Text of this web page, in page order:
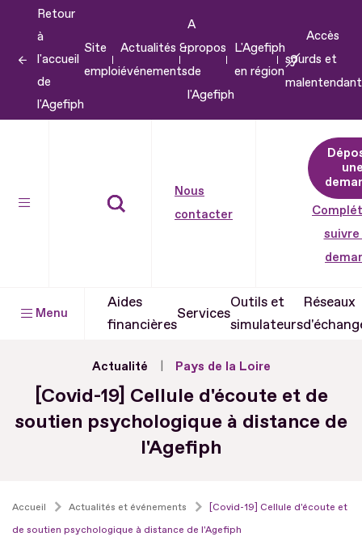
contenu
Retour
à
l'accueil
de
l'Agefiph
Site
emploi
Actualités &
événements
A
propos
de
l'Agefiph
L'Agefiph
en région
Accès
sourds et
Nous
contacter
suivre
Menu
Aides
financières
Services
Outils et
simulateurs
Réseaux
Actualité Pays de la Loire
[Covid-19] Cellule d'écoute et de
soutien psychologique à distance de
l'Agefiph
Accueil Actualités et événements
[Covid-19] Cellule d'écoute et
de soutien psychologique à distance de l'Agefiph